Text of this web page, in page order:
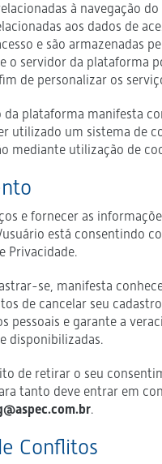
à navegação do
aos dados de
e são armazenadas
o servidor da plataforma
de personalizar os
plataforma manifesta
utilizado um sistema de
mediante utilização de
e fornecer as
está consentindo
Privacidade.
se, manifesta
de cancelar seu
pessoais e garante a
disponibilizadas.
de retirar o seu
tanto deve entrar em
.
Conflitos